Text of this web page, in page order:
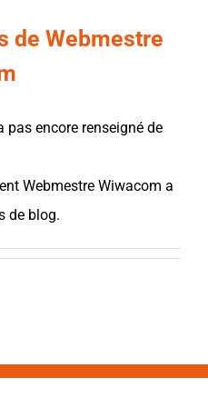
de Webmestre
pas encore renseigné de
Webmestre Wiwacom a
de blog.